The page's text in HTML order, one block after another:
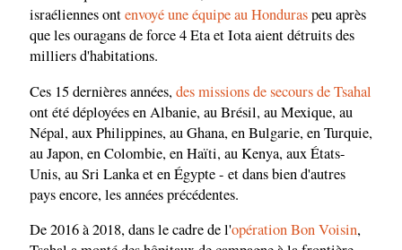
israéliennes ontenvoyé une équipe au Honduraspeu après
que les ouragans de force 4 Eta et Iota aient détruits des
milliers d'habitations.
Ces 15 dernières années,des missions de secours de Tsahal
ont été déployées en Albanie, au Brésil, au Mexique, au
Népal, aux Philippines, au Ghana, en Bulgarie, en Turquie,
au Japon, en Colombie, en Haïti, au Kenya, aux États-
Unis, au Sri Lanka et en Égypte - et dans bien d'autres
pays encore, les années précédentes.
De 2016 à 2018, dans le cadre de l'opération Bon Voisin,